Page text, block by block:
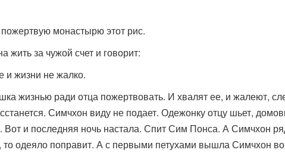
монастырю этот рис.
за чужой счет и говорит:
и жизни не жалко.
жизнью ради отца пожертвовать. И хвалят ее, и жалеют,
Симчхон виду не подает. Одежонку отцу шьет,
Вот и последняя ночь настала. Спит Сим Понса. А Симчхон
то одеяло поправит. А с первыми петухами вышла Симчхон